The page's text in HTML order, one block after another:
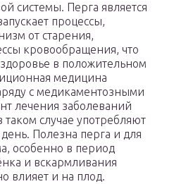
системы. Перга является
процессы,
от старения,
кровообращения, что
в положительном
медицина
с медикаментозными
лечения заболеваний
случае употребляют
Полезна перга и для
особенно в период
и вскармливания
влияет и на плод.